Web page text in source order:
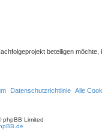
beteiligen
Alle
Datenschutzrichtlinie
phpBB Limited